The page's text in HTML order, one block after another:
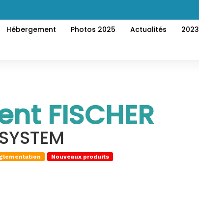
Hébergement Photos 2025 Actualités 2023
FISCHER
Nouveaux produits